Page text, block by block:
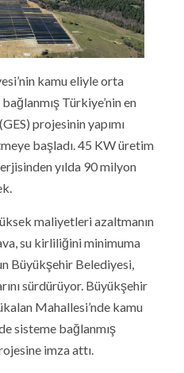
kamu eliyle orta
Türkiye’nin en
projesinin yapımı
başladı. 45 KW üretim
yılda 90 milyon
maliyetleri azaltmanın
su kirliliğini minimuma
Büyükşehir Belediyesi,
sürdürüyor. Büyükşehir
Mahallesi’nde kamu
sisteme bağlanmış
imza attı.